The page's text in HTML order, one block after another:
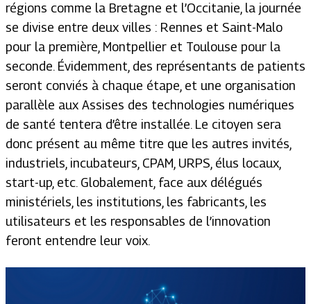
régions comme la Bretagne et l’Occitanie, la journée
se divise entre deux villes : Rennes et Saint-Malo
pour la première, Montpellier et Toulouse pour la
seconde. Évidemment, des représentants de patients
seront conviés à chaque étape, et une organisation
parallèle aux Assises des technologies numériques
de santé tentera d’être installée. Le citoyen sera
donc présent au même titre que les autres invités,
industriels, incubateurs, CPAM, URPS, élus locaux,
start-up, etc. Globalement, face aux délégués
ministériels, les institutions, les fabricants, les
utilisateurs et les responsables de l’innovation
feront entendre leur voix.